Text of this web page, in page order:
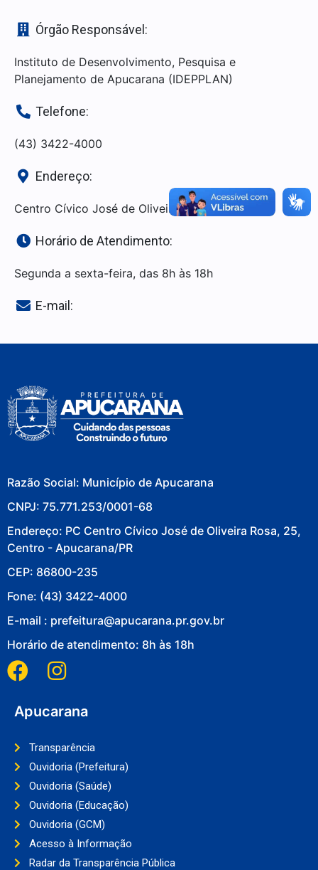
Órgão Responsável:
Instituto de Desenvolvimento, Pesquisa e
Planejamento de Apucarana (IDEPPLAN)
Telefone:
(43) 3422-4000
Endereço:
Centro Cívico José de Oliveira Rosa, 25
Horário de Atendimento:
Segunda a sexta-feira, das 8h às 18h
E-mail:
Razão Social: Município de Apucarana
CNPJ: 75.771.253/0001-68
Endereço: PC Centro Cívico José de Oliveira Rosa, 25,
Centro - Apucarana/PR
CEP: 86800-235
Fone: (43) 3422-4000
E-mail : prefeitura@apucarana.pr.gov.br
Horário de atendimento: 8h às 18h
Apucarana
Transparência
Ouvidoria (Prefeitura)
Ouvidoria (Saúde)
Ouvidoria (Educação)
Ouvidoria (GCM)
Acesso à Informação
Radar da Transparência Pública